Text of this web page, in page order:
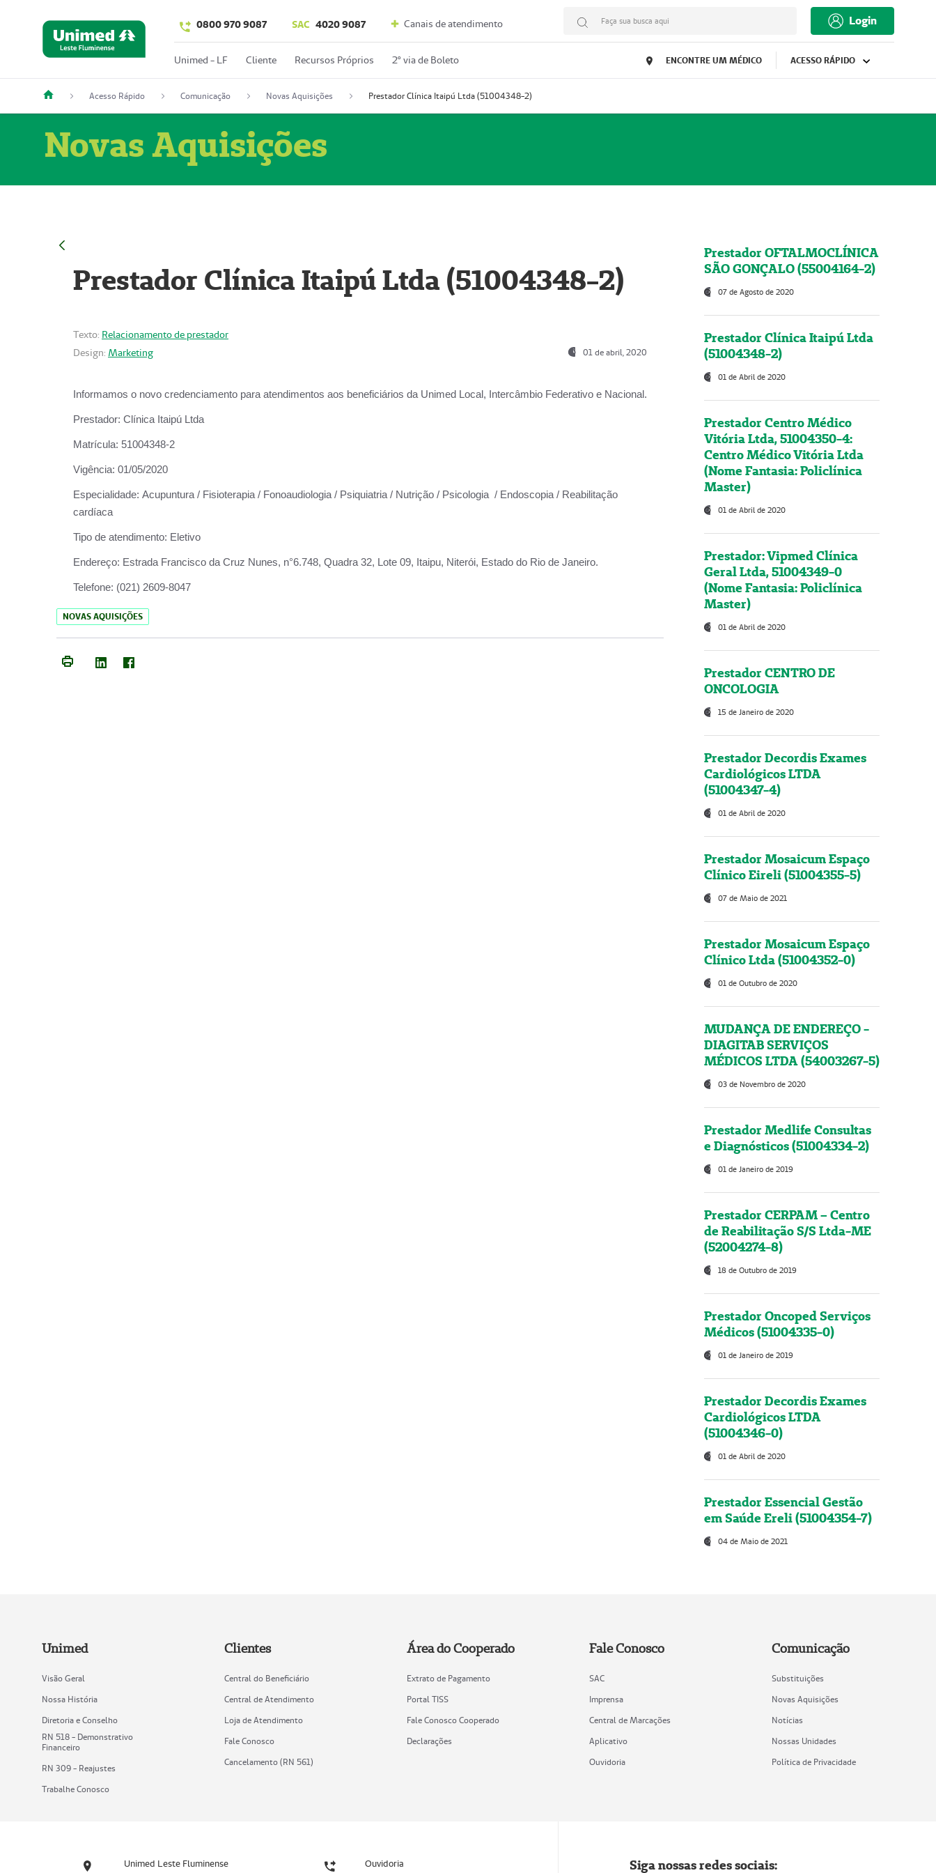
0800 970 9087 SAC 4020 9087 Canais de atendimento Faça sua busca aqui Login
Unimed - LF Cliente Recursos Próprios 2º via de Boleto ENCONTRE UM MÉDICO ACESSO RÁPIDO
Acesso Rápido Comunicação Novas Aquisições Prestador Clínica Itaipú Ltda (51004348-2)
Novas Aquisições
Prestador Clínica Itaipú Ltda (51004348-2)
Texto: Relacionamento de prestador
Design: Marketing 01 de abril, 2020
Informamos o novo credenciamento para atendimentos aos beneficiários da Unimed Local, Intercâmbio Federativo e Nacional.
Prestador: Clínica Itaipú Ltda
Matrícula: 51004348-2
Vigência: 01/05/2020
Especialidade: Acupuntura / Fisioterapia / Fonoaudiologia / Psiquiatria / Nutrição / Psicologia / Endoscopia / Reabilitação
cardíaca
Tipo de atendimento: Eletivo
Endereço: Estrada Francisco da Cruz Nunes, n°6.748, Quadra 32, Lote 09, Itaipu, Niterói, Estado do Rio de Janeiro.
Telefone: (021) 2609-8047
NOVAS AQUISIÇÕES
Prestador OFTALMOCLÍNICA
SÃO GONÇALO (55004164-2)
07 de Agosto de 2020
Prestador Clínica Itaipú Ltda
(51004348-2)
01 de Abril de 2020
Prestador Centro Médico
Vitória Ltda, 51004350-4:
Centro Médico Vitória Ltda
(Nome Fantasia: Policlínica
Master)
01 de Abril de 2020
Prestador: Vipmed Clínica
Geral Ltda, 51004349-0
(Nome Fantasia: Policlínica
Master)
01 de Abril de 2020
Prestador CENTRO DE
ONCOLOGIA
15 de Janeiro de 2020
Prestador Decordis Exames
Cardiológicos LTDA
(51004347-4)
01 de Abril de 2020
Prestador Mosaicum Espaço
Clínico Eireli (51004355-5)
07 de Maio de 2021
Prestador Mosaicum Espaço
Clínico Ltda (51004352-0)
01 de Outubro de 2020
MUDANÇA DE ENDEREÇO -
DIAGITAB SERVIÇOS
MÉDICOS LTDA (54003267-5)
03 de Novembro de 2020
Prestador Medlife Consultas
e Diagnósticos (51004334-2)
01 de Janeiro de 2019
Prestador CERPAM – Centro
de Reabilitação S/S Ltda-ME
(52004274-8)
18 de Outubro de 2019
Prestador Oncoped Serviços
Médicos (51004335-0)
01 de Janeiro de 2019
Prestador Decordis Exames
Cardiológicos LTDA
(51004346-0)
01 de Abril de 2020
Prestador Essencial Gestão
em Saúde Ereli (51004354-7)
04 de Maio de 2021
Unimed
Visão Geral
Nossa História
Diretoria e Conselho
RN 518 - Demonstrativo
Financeiro
RN 309 - Reajustes
Trabalhe Conosco
Clientes
Central do Beneficiário
Central de Atendimento
Loja de Atendimento
Fale Conosco
Cancelamento (RN 561)
Área do Cooperado
Extrato de Pagamento
Portal TISS
Fale Conosco Cooperado
Declarações
Fale Conosco
SAC
Imprensa
Central de Marcações
Aplicativo
Ouvidoria
Comunicação
Substituições
Novas Aquisições
Notícias
Nossas Unidades
Política de Privacidade
Unimed Leste Fluminense Ouvidoria Siga nossas redes sociais: